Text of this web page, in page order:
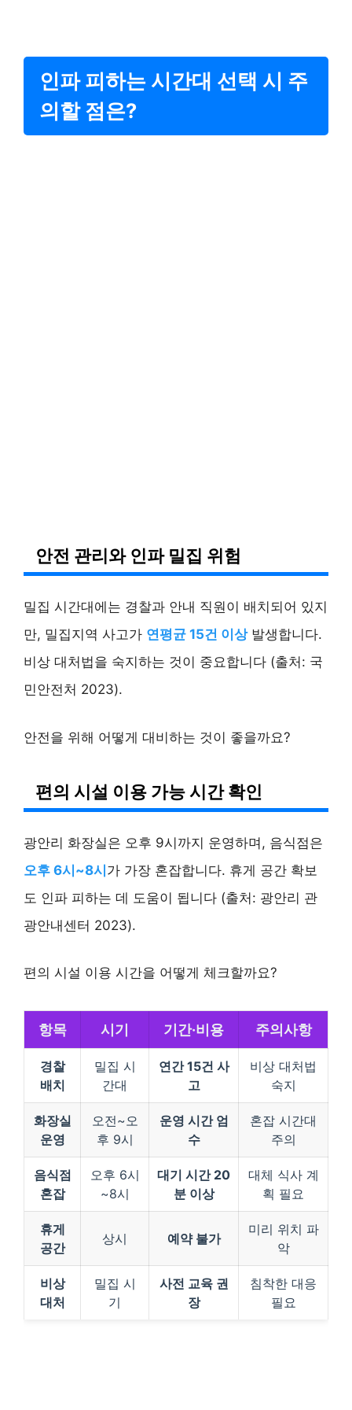
인파 피하는 시간대 선택 시 주
의할 점은?
안전 관리와 인파 밀집 위험
밀집 시간대에는 경찰과 안내 직원이 배치되어 있지
만, 밀집지역 사고가 연평균 15건 이상발생합니다.
비상 대처법을 숙지하는 것이 중요합니다 (출처: 국
민안전처 2023).
안전을 위해 어떻게 대비하는 것이 좋을까요?
편의 시설 이용 가능 시간 확인
광안리 화장실은 오후 9시까지 운영하며, 음식점은
오후 6시~8시가 가장 혼잡합니다. 휴게 공간 확보
도 인파 피하는 데 도움이 됩니다 (출처: 광안리 관
광안내센터 2023).
편의 시설 이용 시간을 어떻게 체크할까요?
항목 시기 기간·비용 주의사항
경찰
배치
밀집 시
간대
연간 15건 사
고
비상 대처법
숙지
화장실
운영
오전~오
후 9시
운영 시간 엄
수
혼잡 시간대
주의
음식점
혼잡
오후 6시
~8시
대기 시간 20
분 이상
대체 식사 계
획 필요
휴게
공간
상시 예약 불가
미리 위치 파
악
비상
대처
밀집 시
기
사전 교육 권
장
침착한 대응
필요